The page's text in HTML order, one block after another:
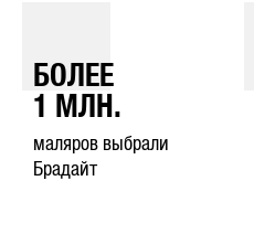
БОЛЕЕ
1
МЛН.
маляров выбрали
Брадайт